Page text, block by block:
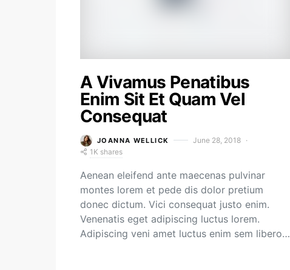
A Vivamus Penatibus
Enim Sit Et Quam Vel
Consequat
JOANNA WELLICK
June 28, 2018
1K shares
Aenean eleifend ante maecenas pulvinar
montes lorem et pede dis dolor pretium
donec dictum. Vici consequat justo enim.
Venenatis eget adipiscing luctus lorem.
Adipiscing veni amet luctus enim sem libero…